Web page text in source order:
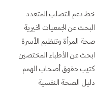
خط دعم التصلب المتعدد
البحث عن الجمعيات الخيرية
صحة المرأة وتنظيم الأسرة
ابحث عن الأطباء المختصين
كتيب حقوق أصحاب الهمم
دليل الصحة النفسية